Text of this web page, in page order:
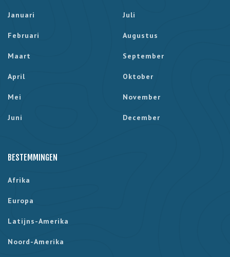
Januari
Februari
Maart
April
Mei
Juni
Juli
Augustus
September
Oktober
November
December
BESTEMMINGEN
Afrika
Europa
Latijns-Amerika
Noord-Amerika